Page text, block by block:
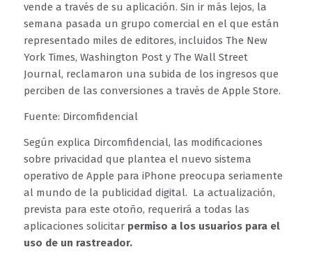
vende a través de su aplicación. Sin ir más lejos, la
semana pasada un grupo comercial en el que están
representado miles de editores, incluidos The New
York Times, Washington Post y The Wall Street
Journal, reclamaron una subida de los ingresos que
perciben de las conversiones a través de Apple Store.
Fuente: Dircomfidencial
Según explica Dircomfidencial, las modificaciones
sobre privacidad que plantea el nuevo sistema
operativo de Apple para iPhone preocupa seriamente
al mundo de la publicidad digital. La actualización,
prevista para este otoño, requerirá a todas las
aplicaciones solicitar permiso a los usuarios para el
uso de un rastreador.